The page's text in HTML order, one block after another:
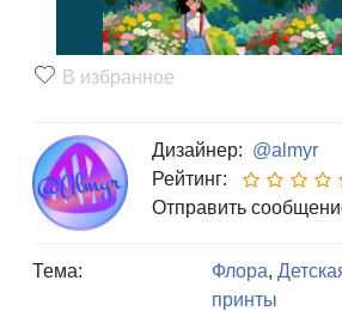
В избранное
Дизайнер: @almyr
Рейтинг:
Отправить
Тема: Флора,
принты